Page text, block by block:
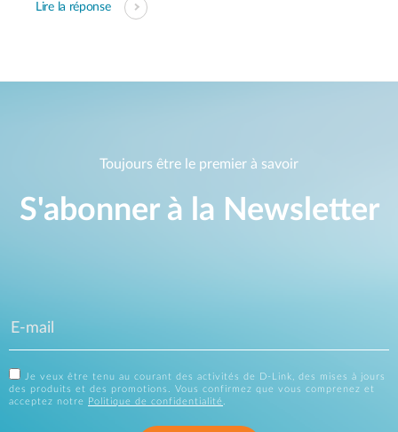
Lire la réponse
Toujours être le premier à savoir
S'abonner à la Newsletter
Je veux être tenu au courant des activités de D-Link, des mises à jours
des produits et des promotions. Vous confirmez que vous comprenez et
acceptez notre
Politique de confidentialité.